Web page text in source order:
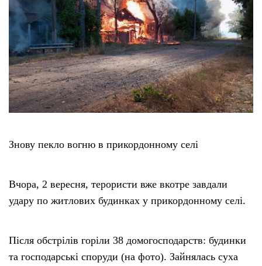
Знову пекло вогню в прикордонному селі
Вчора, 2 вересня, терористи вже вкотре завдали
удару по житлових будинках у прикордонному селі.
Після обстрілів горіли 38 домогосподарств: будинки
та господарські споруди (на фото). Зайнялась суха